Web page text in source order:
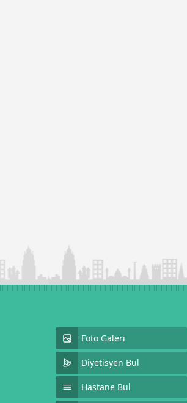
Foto Galeri
Diyetisyen Bul
Hastane Bul